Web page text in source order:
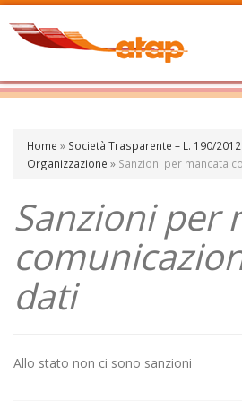
Home » Società Trasparente – L. 190/
Organizzazione » Sanzioni per mancata
Sanzioni per
dati
Allo stato non ci sono sanzioni